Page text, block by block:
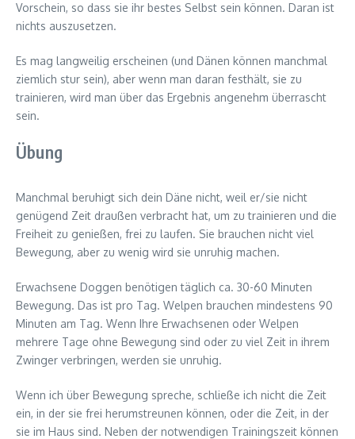
Vorschein, so dass sie ihr bestes Selbst sein können. Daran ist
nichts auszusetzen.
Es mag langweilig erscheinen (und Dänen können manchmal
ziemlich stur sein), aber wenn man daran festhält, sie zu
trainieren, wird man über das Ergebnis angenehm überrascht
sein.
Übung
Manchmal beruhigt sich dein Däne nicht, weil er/sie nicht
genügend Zeit draußen verbracht hat, um zu trainieren und die
Freiheit zu genießen, frei zu laufen. Sie brauchen nicht viel
Bewegung, aber zu wenig wird sie unruhig machen.
Erwachsene Doggen benötigen täglich ca. 30-60 Minuten
Bewegung. Das ist pro Tag. Welpen brauchen mindestens 90
Minuten am Tag. Wenn Ihre Erwachsenen oder Welpen
mehrere Tage ohne Bewegung sind oder zu viel Zeit in ihrem
Zwinger verbringen, werden sie unruhig.
Wenn ich über Bewegung spreche, schließe ich nicht die Zeit
ein, in der sie frei herumstreunen können, oder die Zeit, in der
sie im Haus sind. Neben der notwendigen Trainingszeit können